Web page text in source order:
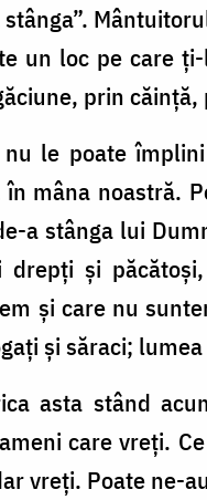
un loc pe care
prin căinţă,
le poate
mâna noastră.
a stânga lui
drepţi şi
şi care nu
şi săraci;
asta stând
care vreţi.
vreţi. Poate ne-